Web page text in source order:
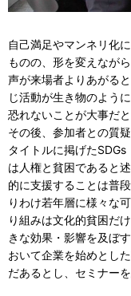
自己満足やマンネリ化
ものの、形を変えなが
声が来場者よりあがる
じ活動が生き物のよう
恐れないことが大事だと
その後、参加者との質
タイトルに掲げた
は人権と貧困であると
的に支援することは普
りわけ若年層に様々な
り組みは文化的貧困だ
きな効果・影響を及ぼ
おいて企業を始めとし
だあるとし、セミナーを